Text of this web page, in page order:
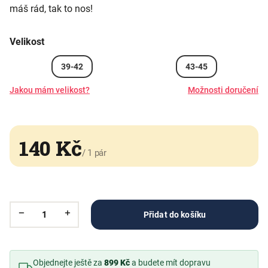
máš rád, tak to nos!
Velikost
39-42 43-45
Jakou mám velikost? Možnosti doručení
140 Kč/ 1 pár
Přidat do košíku
Objednejte ještě za 899 Kča budete mít dopravu